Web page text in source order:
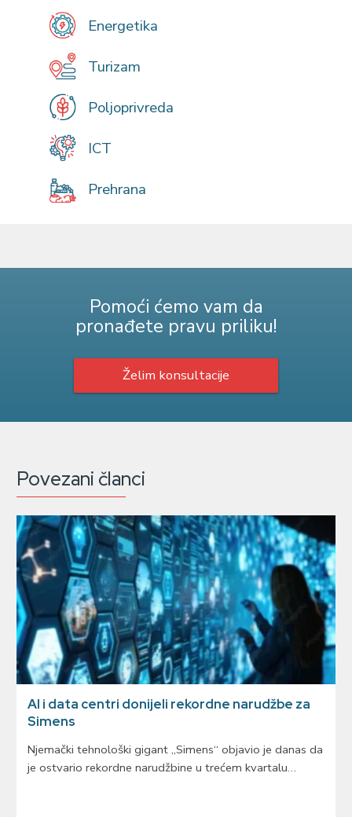
Energetika
Turizam
Poljoprivreda
ICT
Prehrana
Pomoći ćemo vam da
pronađete pravu priliku!
Želim konsultacije
Povezani članci
AI i data centri donijeli rekordne narudžbe za
Simens
Njemački tehnološki gigant „Simens“ objavio je danas da
je ostvario rekordne narudžbine u trećem kvartalu…